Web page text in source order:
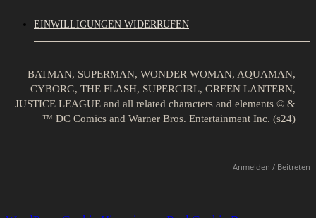
EINWILLIGUNGEN WIDERRUFEN
BATMAN, SUPERMAN, WONDER WOMAN, AQUAMAN,
CYBORG, THE FLASH, SUPERGIRL, GREEN LANTERN,
JUSTICE LEAGUE and all related characters and elements © &
™ DC Comics and Warner Bros. Entertainment Inc. (s24)
Anmelden / Beitreten